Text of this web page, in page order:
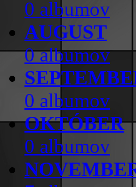
0 albumov
AUGUST
0 albumov
0 albumov
OKTÓBER
0 albumov